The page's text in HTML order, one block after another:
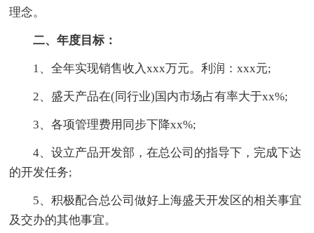
理念。
二、年度目标：
1、全年实现销售收入xxx万元。利润：xxx元;
2、盛天产品在(同行业)国内市场占有率大于xx%;
3、各项管理费用同步下降xx%;
4、设立产品开发部，在总公司的指导下，完成下达
的开发任务;
5、积极配合总公司做好上海盛天开发区的相关事宜
及交办的其他事宜。